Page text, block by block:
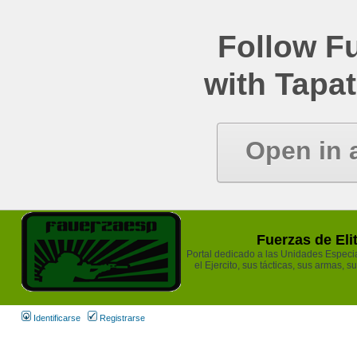
Follow
with
Open in
Fuerzas de
Portal dedicado a las Unidades
el Ejercito, sus tácticas, sus armas,
Identificarse Registrarse